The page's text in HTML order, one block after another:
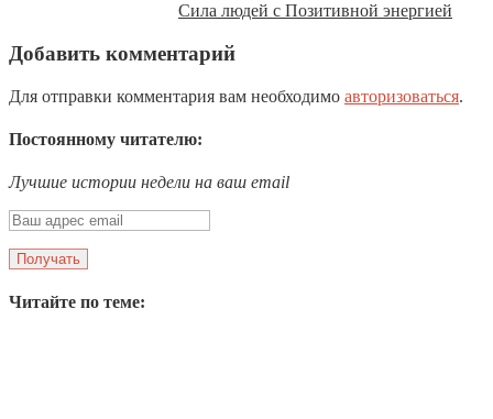
Сила людей с Позитивной энергией
Добавить комментарий
Для отправки комментария вам необходимо авторизоваться.
Постоянному читателю:
Лучшие истории недели на ваш email
Читайте по теме: